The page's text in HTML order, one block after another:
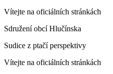
Vítejte na oficiálních stránkách
Sdružení obcí Hlučínska
Sudice z ptačí perspektivy
Vítejte na oficiálních stránkách